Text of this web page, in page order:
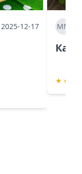
2025-12-17 ММ
★ ★